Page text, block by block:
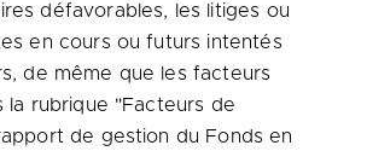
défavorables, les litiges ou
en cours ou futurs intentés
de même que les facteurs
la rubrique "Facteurs de
de gestion du Fonds en